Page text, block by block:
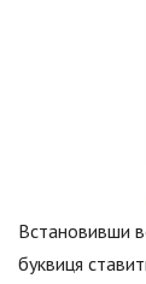
Встановивши
буквиця